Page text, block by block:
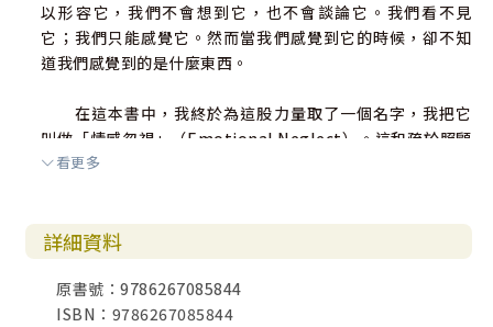
以形容它，我們不會想到它，也不會談論它。我們看不見
它；我們只能感覺它。然而當我們感覺到它的時候，卻不知
道我們感覺到的是什麼東西。
在這本書中，我終於為這股力量取了一個名字，我把它
叫做「情感忽視」（Emotional Neglect）。這和疏於照顧
身體不同。讓我們來談談究竟什麼是情感忽視。
見的詞彙。根據《韋氏大字典》，「忽視」一詞的意義是：
「給予對方極少的注意力或關心，或是不理不睬；特別是因
為粗心而任其自生自滅。」
看更多
詳細資料
原書號：9786267085844
ISBN：9786267085844